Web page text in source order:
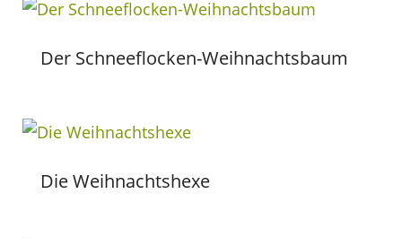
Der Schneeflocken-Weihnachtsbaum
Die Weihnachtshexe